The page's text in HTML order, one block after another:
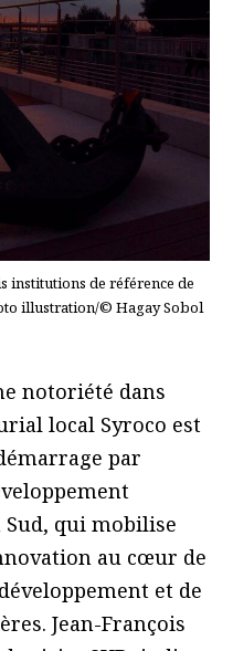
institutions de référence de
illustration/© Hagay Sobol
notoriété dans
local Syroco est
par
Sud, qui mobilise
au cœur de
et de
Jean-François